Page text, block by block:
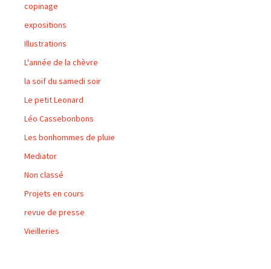
copinage
expositions
Illustrations
L'année de la chèvre
la soif du samedi soir
Le petit Leonard
Léo Cassebonbons
Les bonhommes de pluie
Mediator
Non classé
Projets en cours
revue de presse
Vieilleries